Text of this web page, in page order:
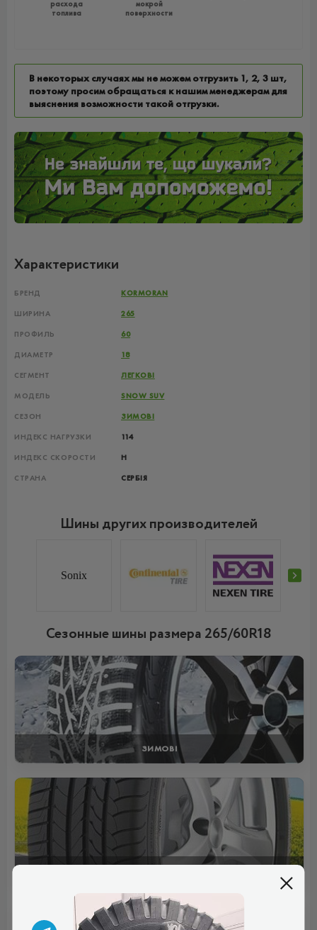
расхода
топлива
мокрой
поверхности
В некоторых случаях мы не можем отгрузить 1, 2, 3 шт,
поэтому просим обращаться к нашим менеджерам для
выяснения возможности такой отгрузки.
Характеристики
БРЕНД KORMORAN
ШИРИНА 265
ПРОФИЛЬ 60
ДИАМЕТР 18
СЕГМЕНТ ЛЕГКОВІ
МОДЕЛЬ SNOW SUV
СЕЗОН ЗИМОВІ
ИНДЕКС НАГРУЗКИ 114
ИНДЕКС СКОРОСТИ H
СТРАНА СЕРБІЯ
Шины других производителей
Sonix
Сезонные шины размера 265/60R18
ЗИМОВІ